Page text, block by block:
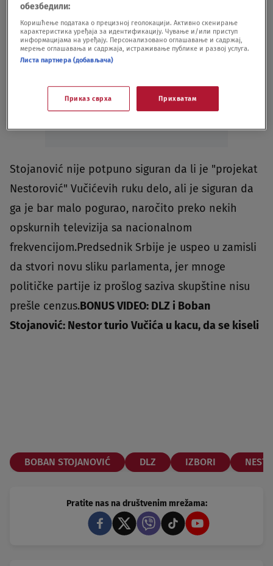
Stojanović nije potpuno siguran da li je "projekat
Nestorović" Vučićevih ruku delo, ali je siguran da
ga je bar malo pogurao, naročito preko nekih
opskurnih televizija sa nacionalnom
frekvencijom.Predsednik Srbije je uspeo u zamisli
da stvori novu sliku parlamenta, jer mnoge
političke partije iz prošlog saziva skupštine nisu
prešle cenzus.BONUS VIDEO: DLZ i Boban
Stojanović: Nestor turio Vučića u kacu, da se kiseli
BOBAN STOJANOVIĆ DLZ IZBORI
Pratite nas na društvenim mrežama:
обезбедили:
Коришћење података о прецизној геолокацији. Активно скенирање
карактеристика уређаја за идентификацију. Чување и/или приступ
информацијама на уређају. Персонализовано оглашавање и садржај,
мерење оглашавања и садржаја, истраживање публике и развој услуга.
Листа партнера (добављача)
Приказ сврха Прихватам